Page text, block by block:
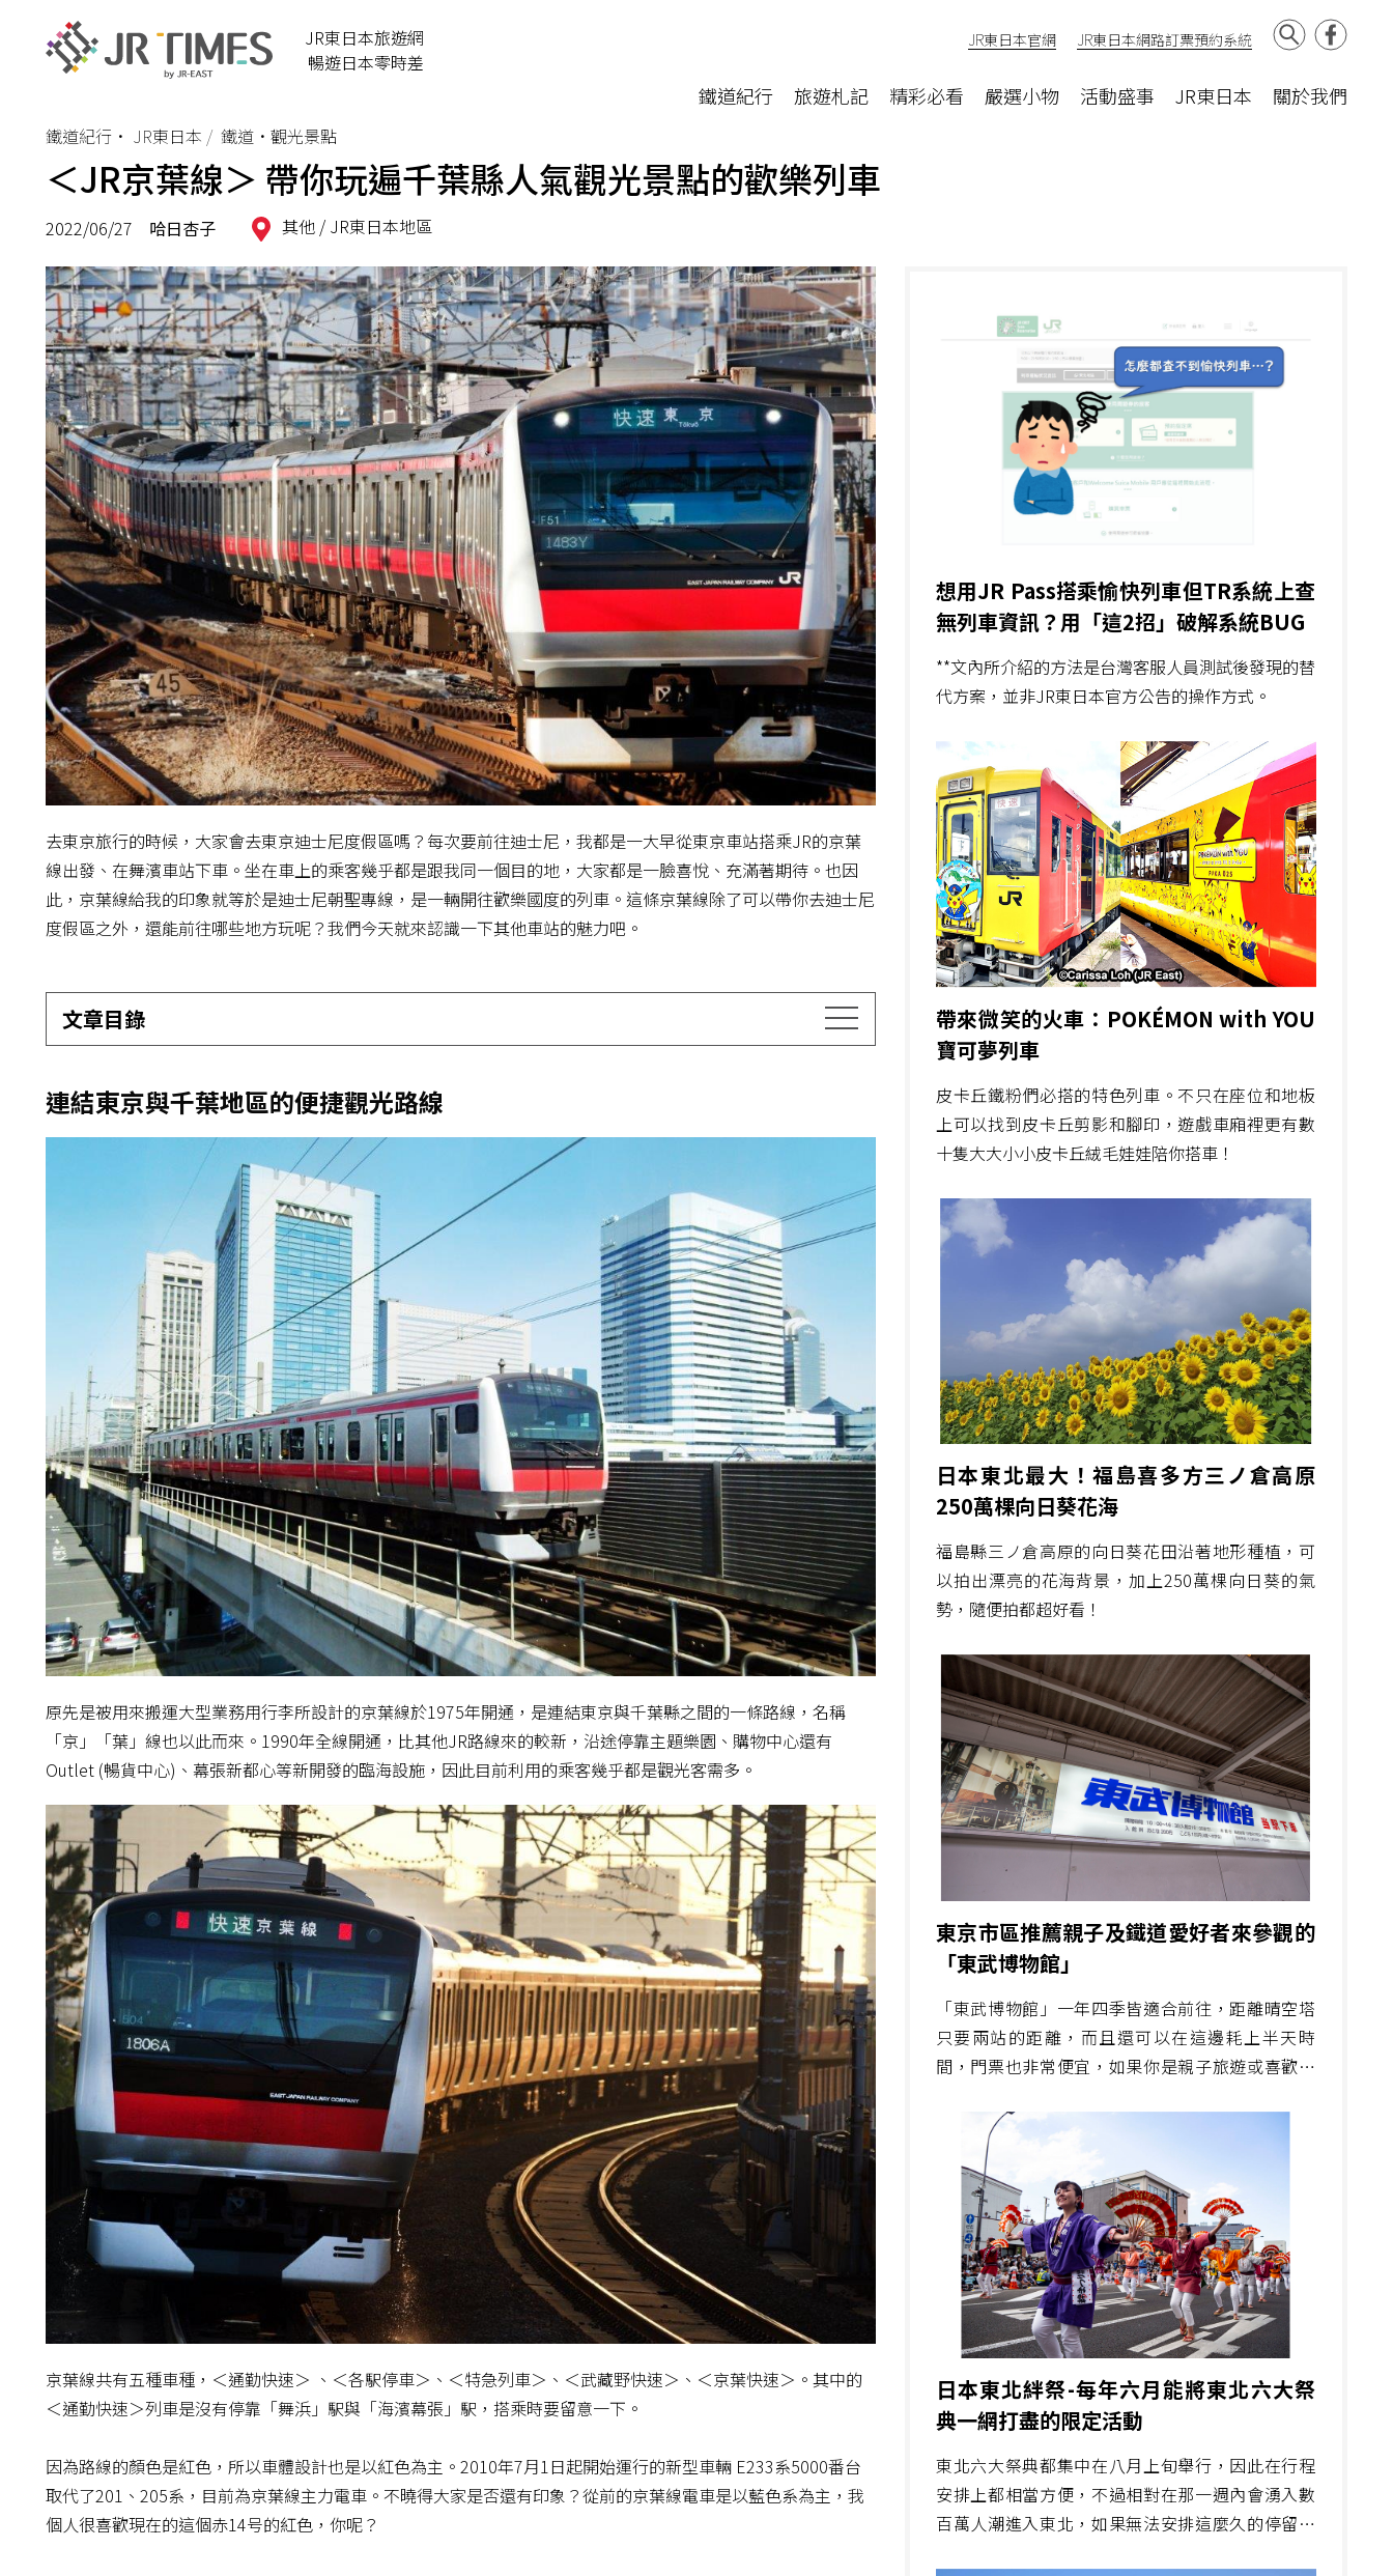
JR東日本旅遊網
暢遊日本零時差
鐵道紀行 旅遊札記 精彩必看 嚴選小物 活動盛事 JR東日本 關於我們
JR東日本官網 JR東日本網路訂票預約系統
鐵道紀行 • JR東日本 鐵道•觀光景點
＜JR京葉線＞ 帶你玩遍千葉縣人氣觀光景點的歡樂列車
2022/06/27 哈日杏子 其他 / JR東日本地區
去東京旅行的時候，大家會去東京迪士尼度假區嗎？每次要前往迪士尼，我都是一大早從東京車站搭乘JR的京葉
線出發、在舞濱車站下車。坐在車上的乘客幾乎都是跟我同一個目的地，大家都是一臉喜悅、充滿著期待。也因
此，京葉線給我的印象就等於是迪士尼朝聖專線，是一輛開往歡樂國度的列車。這條京葉線除了可以帶你去迪士尼
度假區之外，還能前往哪些地方玩呢？我們今天就來認識一下其他車站的魅力吧。
文章目錄
連結東京與千葉地區的便捷觀光路線
原先是被用來搬運大型業務用行李所設計的京葉線於1975年開通，是連結東京與千葉縣之間的一條路線，名稱
「京」「葉」線也以此而來。1990年全線開通，比其他JR路線來的較新，沿途停靠主題樂園、購物中心還有
Outlet (暢貨中心)、幕張新都心等新開發的臨海設施，因此目前利用的乘客幾乎都是觀光客需多。
京葉線共有五種車種，＜通勤快速＞ 、＜各駅停車＞、＜特急列車＞、＜武藏野快速＞、＜京葉快速＞。其中的
＜通勤快速＞列車是沒有停靠「舞浜」駅與「海濱幕張」駅，搭乘時要留意一下。
因為路線的顏色是紅色，所以車體設計也是以紅色為主。2010年7月1日起開始運行的新型車輛 E233系5000番台
取代了201、205系，目前為京葉線主力電車。不曉得大家是否還有印象？從前的京葉線電車是以藍色系為主，我
個人很喜歡現在的這個赤14号的紅色，你呢？
想用JR Pass搭乘愉快列車但TR系統上查
無列車資訊？用「這2招」破解系統BUG
**文內所介紹的方法是台灣客服人員測試後發現的替
代方案，並非JR東日本官方公告的操作方式。
帶來微笑的火車：POKÉMON with YOU
寶可夢列車
皮卡丘鐵粉們必搭的特色列車。不只在座位和地板
上可以找到皮卡丘剪影和腳印，遊戲車廂裡更有數
十隻大大小小皮卡丘絨毛娃娃陪你搭車！
日本東北最大！福島喜多方三ノ倉高原
250萬棵向日葵花海
福島縣三ノ倉高原的向日葵花田沿著地形種植，可
以拍出漂亮的花海背景，加上250萬棵向日葵的氣
勢，隨便拍都超好看！
東京市區推薦親子及鐵道愛好者來參觀的
「東武博物館」
「東武博物館」一年四季皆適合前往，距離晴空塔
只要兩站的距離，而且還可以在這邊耗上半天時
間，門票也非常便宜，如果你是親子旅遊或喜歡鐵
日本東北絆祭-每年六月能將東北六大祭
典一網打盡的限定活動
東北六大祭典都集中在八月上旬舉行，因此在行程
安排上都相當方便，不過相對在那一週內會湧入數
百萬人潮進入東北，如果無法安排這麼久的停留時